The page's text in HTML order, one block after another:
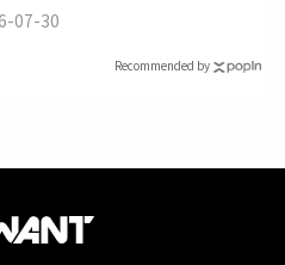
07-30
Recommended by